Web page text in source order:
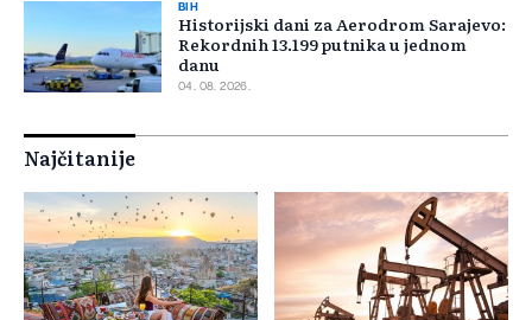
BIH
Historijski dani za Aerodrom Sarajevo:
Rekordnih 13.199 putnika u jednom
danu
04. 08. 2026.
Najčitanije